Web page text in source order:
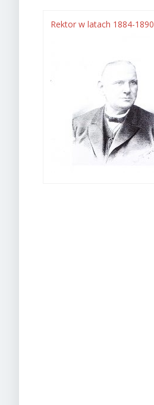
Rektor w latach 1884-1890